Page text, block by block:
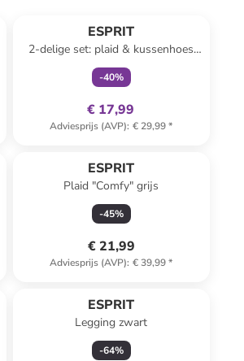
ESPRIT
2-delige set: plaid & kussenhoes
"Comfy" crème
-40%
€ 17,99
Adviesprijs (AVP): € 29,99*
ESPRIT
Plaid "Comfy" grijs
-45%
€ 21,99
Adviesprijs (AVP): € 39,99*
ESPRIT
Legging zwart
-64%